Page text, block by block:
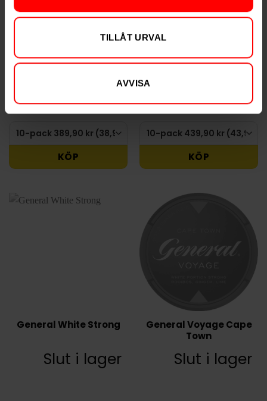
TILLÅT URVAL
AVVISA
389,90 kr
38,99 kr /dosa
KÖP
43,99 kr /dosa
KÖP
General White Strong
Slut i lager
General Voyage Cape
Town
Slut i lager